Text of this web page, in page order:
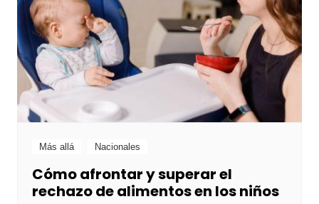
Más allá Nacionales
Cómo afrontar y superar el
rechazo de alimentos en los niños